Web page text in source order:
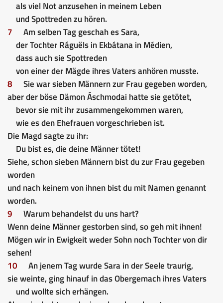
als viel Not anzusehen in meinem Leben
und Spottreden zu hören.
7
Am selben Tag geschah es Sara,
der Tochter Ráguëls in Ekbátana in Médien,
dass auch sie Spottreden
von einer der Mägde ihres Vaters anhören musste.
8
Sie war sieben Männern zur Frau gegeben worden,
aber der böse Dämon Áschmodai hatte sie getötet,
bevor sie mit ihr zusammengekommen waren,
wie es den Ehefrauen vorgeschrieben ist.
Die Magd sagte zu ihr:
Du bist es, die deine Männer tötet!
Siehe, schon sieben Männern bist du zur Frau gegeben
worden
und nach keinem von ihnen bist du mit Namen genannt
worden.
9
Warum behandelst du uns hart?
Wenn deine Männer gestorben sind, so geh mit ihnen!
Mögen wir in Ewigkeit weder Sohn noch Tochter von dir
sehen!
10
An jenem Tag wurde Sara in der Seele traurig,
sie weinte, ging hinauf in das Obergemach ihres Vaters
und wollte sich erhängen.